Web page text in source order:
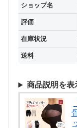
ショップ名
評価
在庫状況
送料
商品説明を